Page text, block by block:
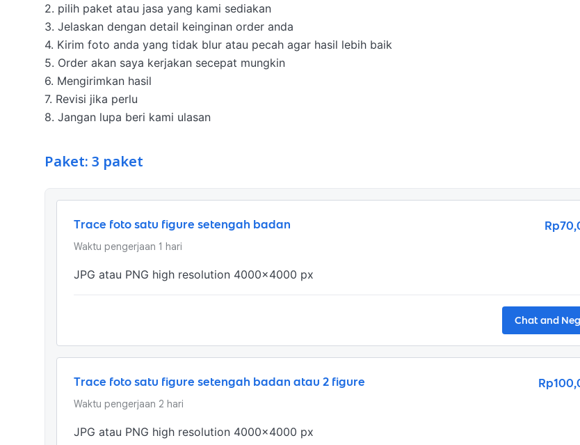
2. pilih paket atau jasa yang kami sediakan
3. Jelaskan dengan detail keinginan order anda
4. Kirim foto anda yang tidak blur atau pecah agar hasil lebih baik
5. Order akan saya kerjakan secepat mungkin
6. Mengirimkan hasil
7. Revisi jika perlu
8. Jangan lupa beri kami ulasan
Paket: 3 paket
Trace foto satu figure setengah badan
Waktu pengerjaan 1 hari
JPG atau PNG high resolution 4000x4000 px
Chat and
Trace foto satu figure setengah badan atau 2 figure
Waktu pengerjaan 2 hari
JPG atau PNG high resolution 4000x4000 px